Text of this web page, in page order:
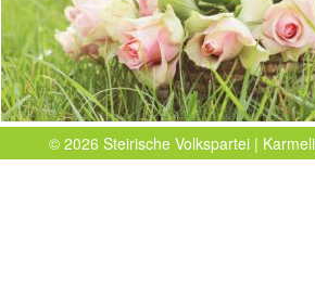
© 2026 Steirische Volkspartei |